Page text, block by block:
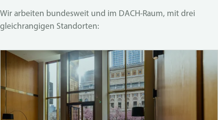
Wir arbeiten bundesweit und im DACH-Raum, mit drei
gleichrangigen Standorten: